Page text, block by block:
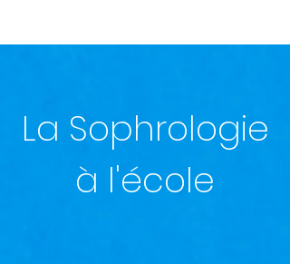
La Sophrologie
à l'école